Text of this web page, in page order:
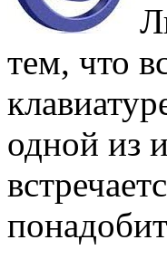
тем, что
одной из